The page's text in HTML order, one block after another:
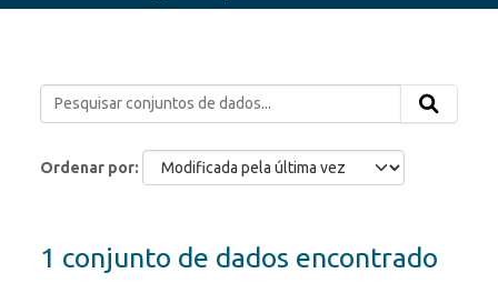
Ordenar por
1 conjunto de dados encontrado